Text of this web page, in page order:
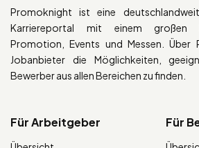
Promoknight ist eine
Karriereportal mit einem großen
Promotion, Events und Messen. Über
Jobanbieter die Möglichkeiten,
Bewerber aus allen Bereichen zu finden.
Für Arbeitgeber Für